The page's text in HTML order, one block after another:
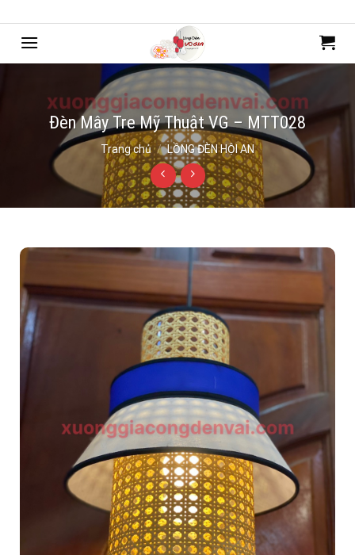
qua
dung
Đèn Mây Tre Mỹ Thuật VG – MTT028
Trang chủ / LỒNG ĐÈN HỘI AN